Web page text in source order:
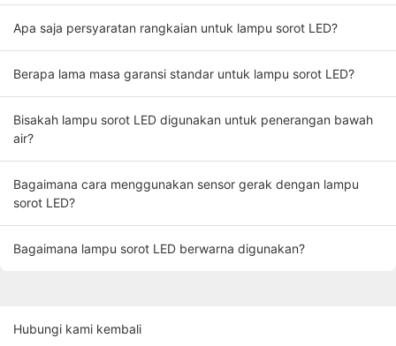
Apa saja persyaratan rangkaian untuk lampu sorot LED?
Berapa lama masa garansi standar untuk lampu sorot LED?
Bisakah lampu sorot LED digunakan untuk penerangan bawah
air?
Bagaimana cara menggunakan sensor gerak dengan lampu
sorot LED?
Bagaimana lampu sorot LED berwarna digunakan?
Hubungi kami kembali